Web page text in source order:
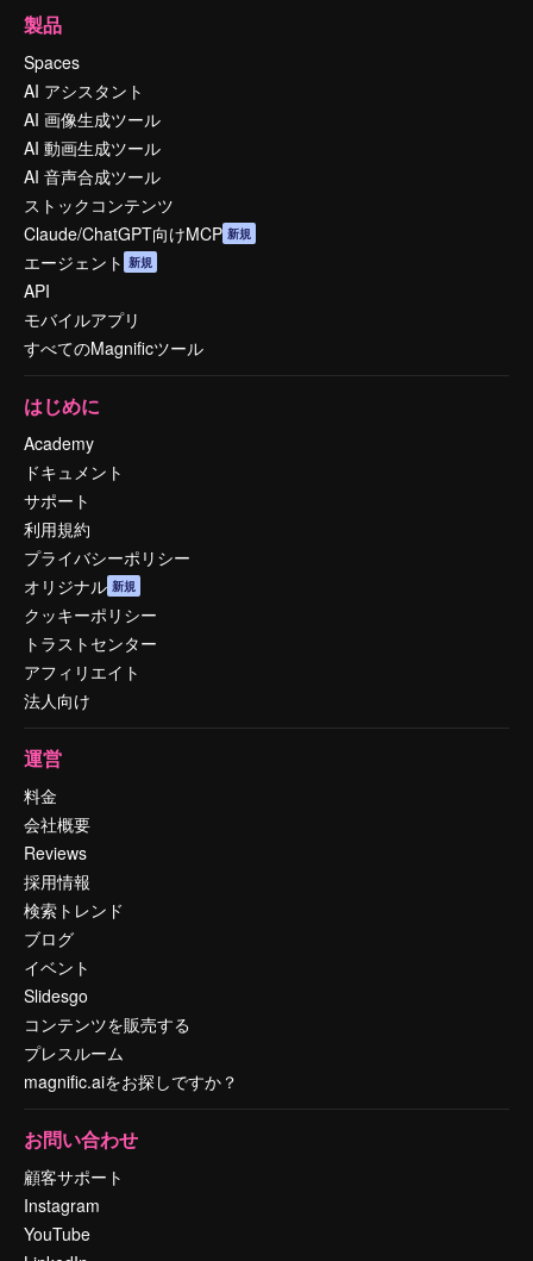
製品
Spaces
AI アシスタント
AI 画像生成ツール
AI 動画生成ツール
AI 音声合成ツール
ストックコンテンツ
Claude/ChatGPT向けMCP 新規
エージェント 新規
API
モバイルアプリ
すべてのMagnificツール
はじめに
Academy
ドキュメント
サポート
利用規約
プライバシーポリシー
オリジナル 新規
クッキーポリシー
トラストセンター
アフィリエイト
法人向け
運営
料金
会社概要
Reviews
採用情報
検索トレンド
ブログ
イベント
Slidesgo
コンテンツを販売する
プレスルーム
magnific.aiをお探しですか？
お問い合わせ
顧客サポート
Instagram
YouTube